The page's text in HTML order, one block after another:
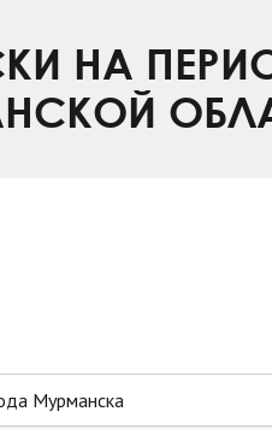
НА
Мурманска